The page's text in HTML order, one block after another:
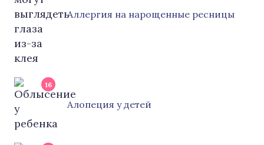
Аллергия на нарощенные ресницы
16
Алопеция у детей